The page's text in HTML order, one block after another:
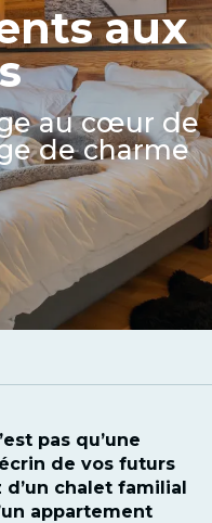
aux
au cœur de
de charme
pas qu’une
de vos futurs
d’un chalet familial
appartement